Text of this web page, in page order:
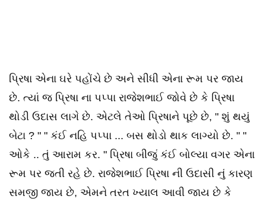
પ્રિષા એના ઘરે પહોંચે છે અને સીધી એના રૂમ પર જાય
છે. ત્યાં જ પ્રિષા ના પપ્પા રાજેશભાઈ જોવે છે કે પ્રિષા
થોડી ઉદાસ લાગે છે. એટલે તેઓ પ્રિષાને પૂછે છે, " શું થયું
બેટા ? " " કંઈ નહિ પપ્પા ... બસ થોડો થાક લાગ્યો છે. " "
ઓકે .. તું આરામ કર. " પ્રિષા બીજું કંઈ બોલ્યા વગર એના
રૂમ પર જતી રહે છે. રાજેશભાઈ પ્રિષા ની ઉદાસી નું કારણ
સમજી જાય છે, એમને તરત ખ્યાલ આવી જાય છે કે